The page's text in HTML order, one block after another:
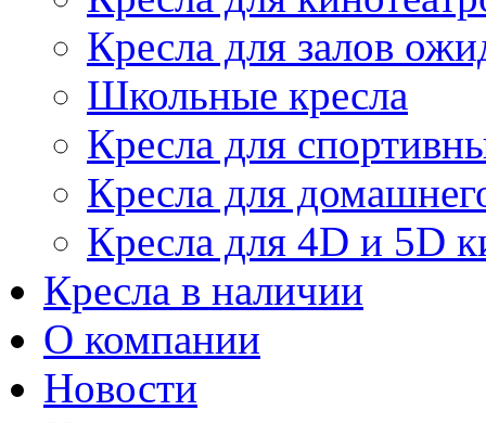
Кресла для залов
Школьные кресла
Кресла для
Кресла для
Кресла для 4D и 5D
Кресла в наличии
О компании
Новости